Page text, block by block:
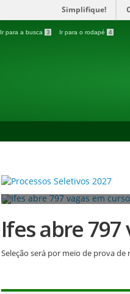
Simplifique!
Ir para a busca 3 Ir para o rodapé 4
Ifes abre
Seleção será por meio de prova de